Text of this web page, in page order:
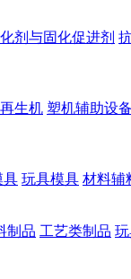
剂与固化促进剂
生机 塑机辅助设备
具 玩具模具 材料辅
制品 工艺类制品